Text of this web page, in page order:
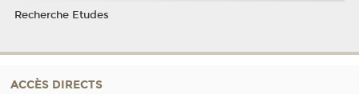
Recherche Etudes
ACCÈS DIRECTS